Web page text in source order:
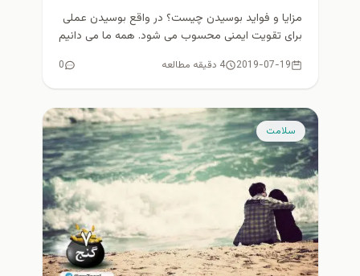
مزایا و فواید بوسیدن چیست؟ در واقع بوسیدن عملی
برای تقویت ایمنی محسوب می شود. همه ما می دانیم
2019-07-19 4 دقیقه مطالعه 0
سلامت